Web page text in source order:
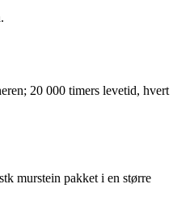
20 000 timers levetid, hvert
murstein pakket i en større